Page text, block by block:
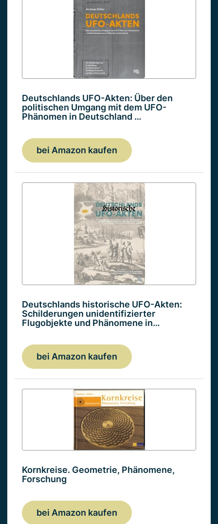
Deutschlands UFO-Akten: Über den
politischen Umgang mit dem UFO-
Phänomen in Deutschland …
bei Amazon kaufen
Deutschlands historische UFO-Akten:
Schilderungen unidentifizierter
Flugobjekte und Phänomene in…
bei Amazon kaufen
Kornkreise. Geometrie, Phänomene,
Forschung
bei Amazon kaufen